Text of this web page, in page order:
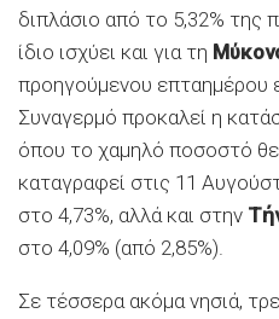
διπλάσιο από το 5,32% της
ίδιο ισχύει και για τη
προηγούμενου επταημέρου
Συναγερμό προκαλεί η
όπου το χαμηλό ποσοστό
καταγραφεί στις 11
στο 4,73%, αλλά και στην
στο 4,09% (από 2,85%).
Σε τέσσερα ακόμα νησιά,